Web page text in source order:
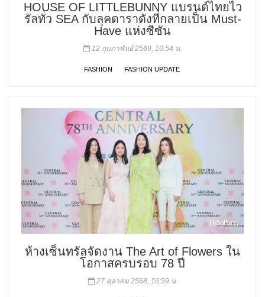
HOUSE OF LITTLEBUNNY แบรนด์ไทยไว
รัลทั่ว SEA กับลุคดาราดังที่กลายเป็น Must-
Have แห่งซีซัน
12 กุมภาพันธ์ 2569, 10:54 น.
FASHION FASHION UPDATE
ห้างเซ็นทรัลจัดงาน The Art of Flowers ใน
โอกาสครบรอบ 78 ปี
27 ตุลาคม 2568, 16:59 น.